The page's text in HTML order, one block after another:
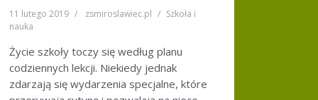
11 lutego 2019 zsmiroslawiec.pl
Szkoła i
nauka
Życie szkoły toczy się według planu
codziennych lekcji. Niekiedy jednak
zdarzają się wydarzenia specjalne, które